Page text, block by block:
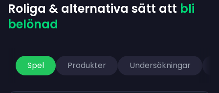
Roliga & alternativa sätt att bli
belönad
Spel Produkter Undersökningar